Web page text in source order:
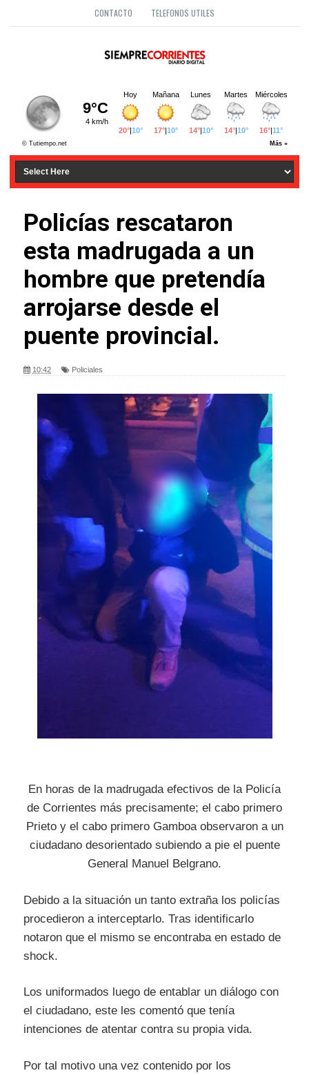
CONTACTO TELEFONOS UTILES
Policías rescataron
esta madrugada a un
hombre que pretendía
arrojarse desde el
puente provincial.
10:42 Policiales
En horas de la madrugada efectivos de la Policía
de Corrientes más precisamente; el cabo primero
Prieto y el cabo primero Gamboa observaron a un
ciudadano desorientado subiendo a pie el puente
General Manuel Belgrano.
Debido a la situación un tanto extraña los policías
procedieron a interceptarlo. Tras identificarlo
notaron que el mismo se encontraba en estado de
shock.
Los uniformados luego de entablar un diálogo con
el ciudadano, este les comentó que tenía
intenciones de atentar contra su propia vida.
Por tal motivo una vez contenido por los